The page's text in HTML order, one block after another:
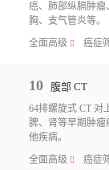
癌、肺部纵膈肿
胸、支气管炎等。
全面高级 􀧙 癌症
10 腹部 CT
64排螺旋式 CT 对
脾、肾等早期肿
他疾病。
全面高级 􀧙 癌症